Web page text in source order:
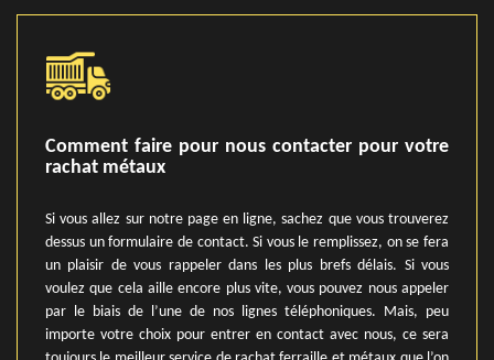
Comment faire pour nous contacter pour votre
rachat métaux
Si vous allez sur notre page en ligne, sachez que vous trouverez
dessus un formulaire de contact. Si vous le remplissez, on se fera
un plaisir de vous rappeler dans les plus brefs délais. Si vous
voulez que cela aille encore plus vite, vous pouvez nous appeler
par le biais de l’une de nos lignes téléphoniques. Mais, peu
importe votre choix pour entrer en contact avec nous, ce sera